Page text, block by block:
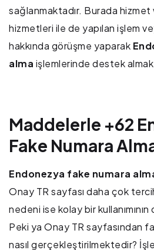
sağlanmaktadır. Burada
hizmetleri ile de yapılan işlem
hakkında görüşme yaparak
alma işlemlerinde destek
Maddelerle +62
Fake Numara
Endonezya fake numara
Onay TR sayfası daha çok
nedeni ise kolay bir kullanımının
Peki ya Onay TR sayfasından
nasıl gerçekleştirilmektedir?